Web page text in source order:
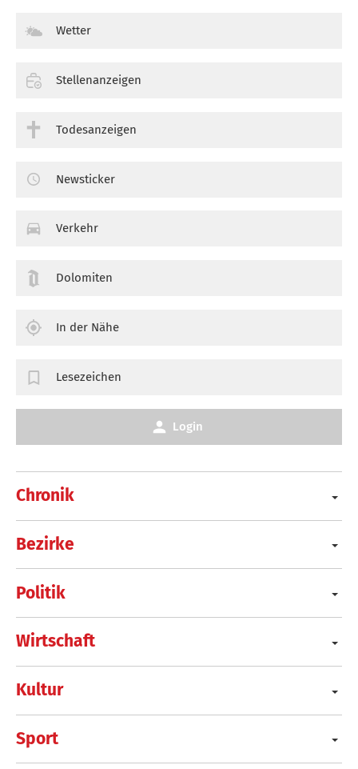
Chronik
Bezirke
Politik
Wirtschaft
Kultur
Sport
Wetter
Stellenanzeigen
Todesanzeigen
Newsticker
Verkehr
Dolomiten
In der Nähe
Lesezeichen
Login